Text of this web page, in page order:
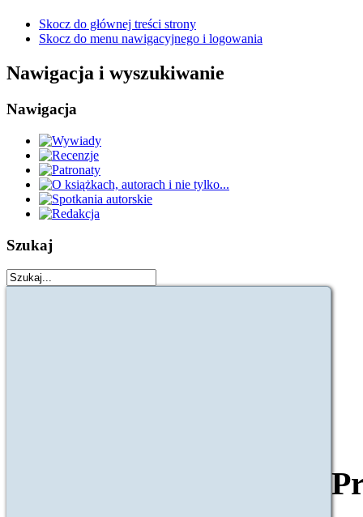
Skocz do głównej treści strony
Skocz do menu nawigacyjnego i logowania
Nawigacja i wyszukiwanie
Nawigacja
Szukaj